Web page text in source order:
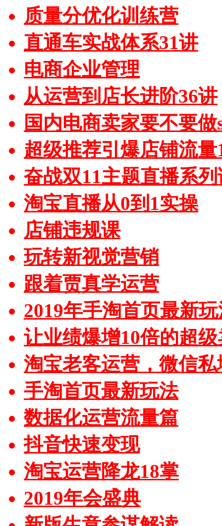
质量分优化训练营
直通车实战体系31讲
电商企业管理
从运营到店长进阶36讲
国内电商卖家要不要做
超级推荐引爆店铺流量
奋战双11主题直播系列
淘宝直播从0到1实操
店铺违规课
玩转新视觉营销
跟着贾真学运营
2019年手淘首页最新
让业绩爆增10倍的超
淘宝老客运营，微信私
手淘首页最新玩法
数据化运营流量篇
抖音快速变现
淘宝运营降龙18掌
2019年会盛典